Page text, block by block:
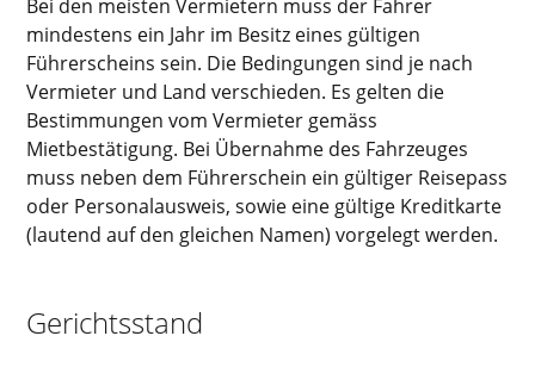
Bei den meisten Vermietern muss der Fahrer
mindestens ein Jahr im Besitz eines gültigen
Führerscheins sein. Die Bedingungen sind je nach
Vermieter und Land verschieden. Es gelten die
Bestimmungen vom Vermieter gemäss
Mietbestätigung. Bei Übernahme des Fahrzeuges
muss neben dem Führerschein ein gültiger Reisepass
oder Personalausweis, sowie eine gültige Kreditkarte
(lautend auf den gleichen Namen) vorgelegt werden.
Gerichtsstand